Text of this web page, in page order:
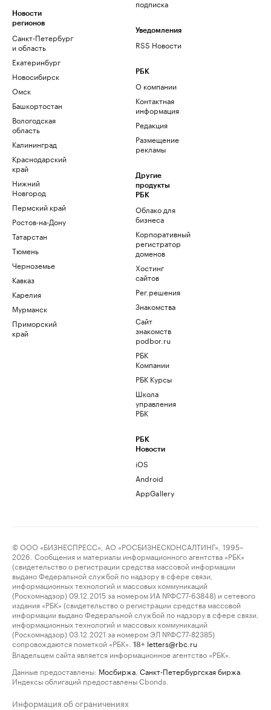
Новости
регионов
Санкт-Петербург
и область
Екатеринбург
Новосибирск
Омск
Башкортостан
Вологодская
область
Калининград
Краснодарский
край
Нижний
Новгород
Пермский край
Ростов-на-Дону
Татарстан
Тюмень
Черноземье
Кавказ
Карелия
Мурманск
Приморский
край
подписка
Уведомления
RSS Новости
РБК
О компании
Контактная
информация
Редакция
Размещение
рекламы
Другие
продукты
РБК
Облако для
бизнеса
Корпоративный
регистратор
доменов
Хостинг
сайтов
Рег.решения
Знакомства
Сайт
знакомств
podbor.ru
РБК
Компании
РБК Курсы
Школа
управления
РБК
РБК
Новости
iOS
Android
AppGallery
© ООО «БИЗНЕСПРЕСС», АО «РОСБИЗНЕСКОНСАЛТИНГ», 1995–
2026. Сообщения и материалы информационного агентства «РБК»
(свидетельство о регистрации средства массовой информации
выдано Федеральной службой по надзору в сфере связи,
информационных технологий и массовых коммуникаций
(Роскомнадзор) 09.12.2015 за номером ИА №ФС77-63848) и сетевого
издания «РБК» (свидетельство о регистрации средства массовой
информации выдано Федеральной службой по надзору в сфере связи,
информационных технологий и массовых коммуникаций
(Роскомнадзор) 03.12.2021 за номером ЭЛ №ФС77-82385)
сопровождаются пометкой «РБК».
18+ letters@rbc.ru
Владельцем сайта является информационное агентство «РБК».
Данные предоставлены: Мосбиржа Санкт-Петербургская биржа
Индексы облигаций предоставлены Cbonds.
Информация об ограничениях